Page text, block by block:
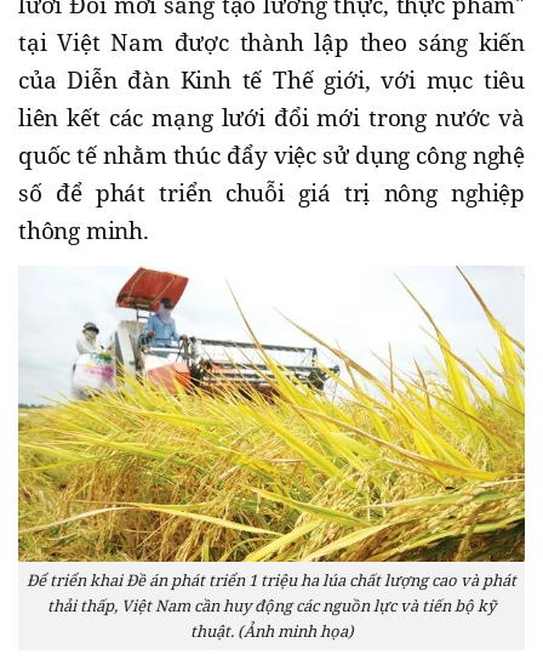
tại Việt Nam được thành lập theo sáng kiến
của Diễn đàn Kinh tế Thế giới, với mục tiêu
liên kết các mạng lưới đổi mới trong nước và
quốc tế nhằm thúc đẩy việc sử dụng công nghệ
số để phát triển chuỗi giá trị nông nghiệp
thông minh.
Để triển khai Đề án phát triển 1 triệu ha lúa chất lượng cao và phát
thải thấp, Việt Nam cần huy động các nguồn lực và tiến bộ kỹ
thuật. (Ảnh minh họa)